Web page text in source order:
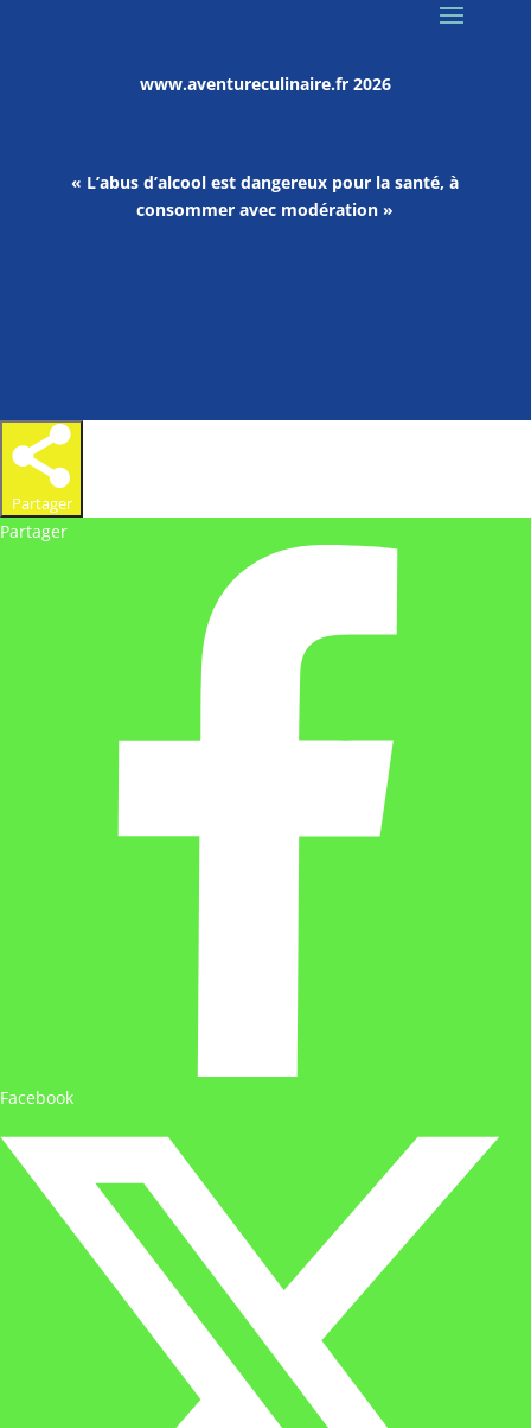
www.aventureculinaire.fr2026
« L’abus d’alcool est dangereux pour la santé, à
consommer avec modération »
Partager
Partager
Facebook